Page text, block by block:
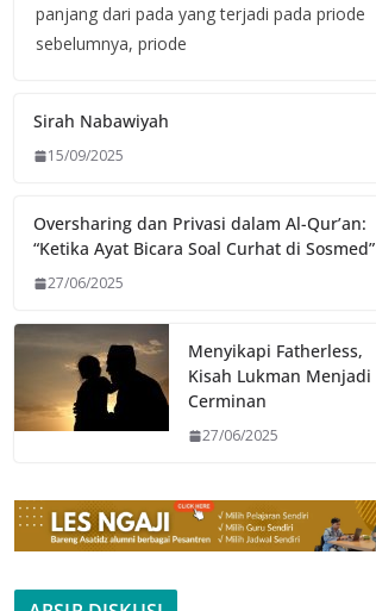
panjang dari pada yang terjadi pada priode
sebelumnya, priode
Sirah Nabawiyah
15/09/2025
Oversharing dan Privasi dalam Al-Qur’an:
“Ketika Ayat Bicara Soal Curhat di Sosmed”
27/06/2025
Menyikapi Fatherless,
Kisah Lukman Menjadi
Cerminan
27/06/2025